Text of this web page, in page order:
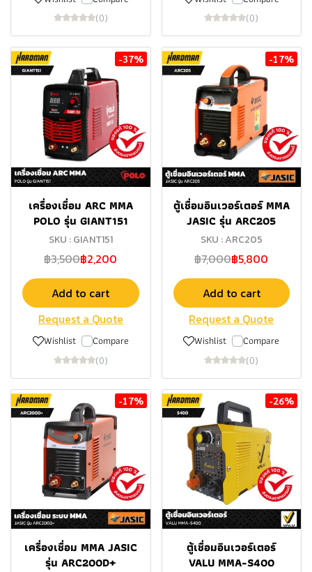
(0) (0)
-37%
เครื่องเชื่อม ARC MMA
POLO รุ่น GIANT151
SKU : GIANT151
฿3,500฿2,200
Add to cart
Request a Quote
Wishlist Compare
(0)
-17%
ตู้เชื่อมอินเวอร์เตอร์ MMA
JASIC รุ่น ARC205
SKU : ARC205
฿7,000฿5,800
Add to cart
Request a Quote
Wishlist Compare
(0)
-17%
เครื่องเชื่อม MMA JASIC
รุ่น ARC200D+
-26%
ตู้เชื่อมอินเวอร์เตอร์
VALU MMA-S400